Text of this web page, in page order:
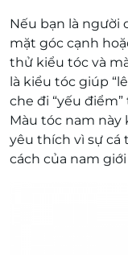
Nếu bạn là người
mặt góc cạnh
thử kiểu tóc và
là kiểu tóc giúp
che đi “yếu
Màu tóc nam
yêu thích vì sự cá
cách của nam